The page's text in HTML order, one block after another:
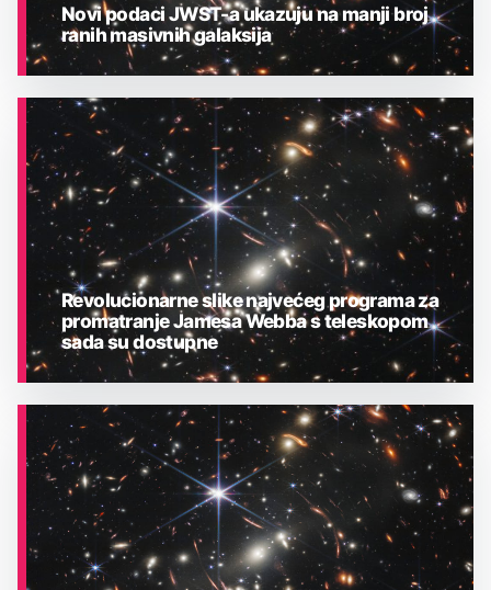
ASTRONOMIJA
Novi podaci JWST-a ukazuju na manji broj
ranih masivnih galaksija
ASTRONOMIJA
Revolucionarne slike najvećeg programa za
promatranje Jamesa Webba s teleskopom
sada su dostupne